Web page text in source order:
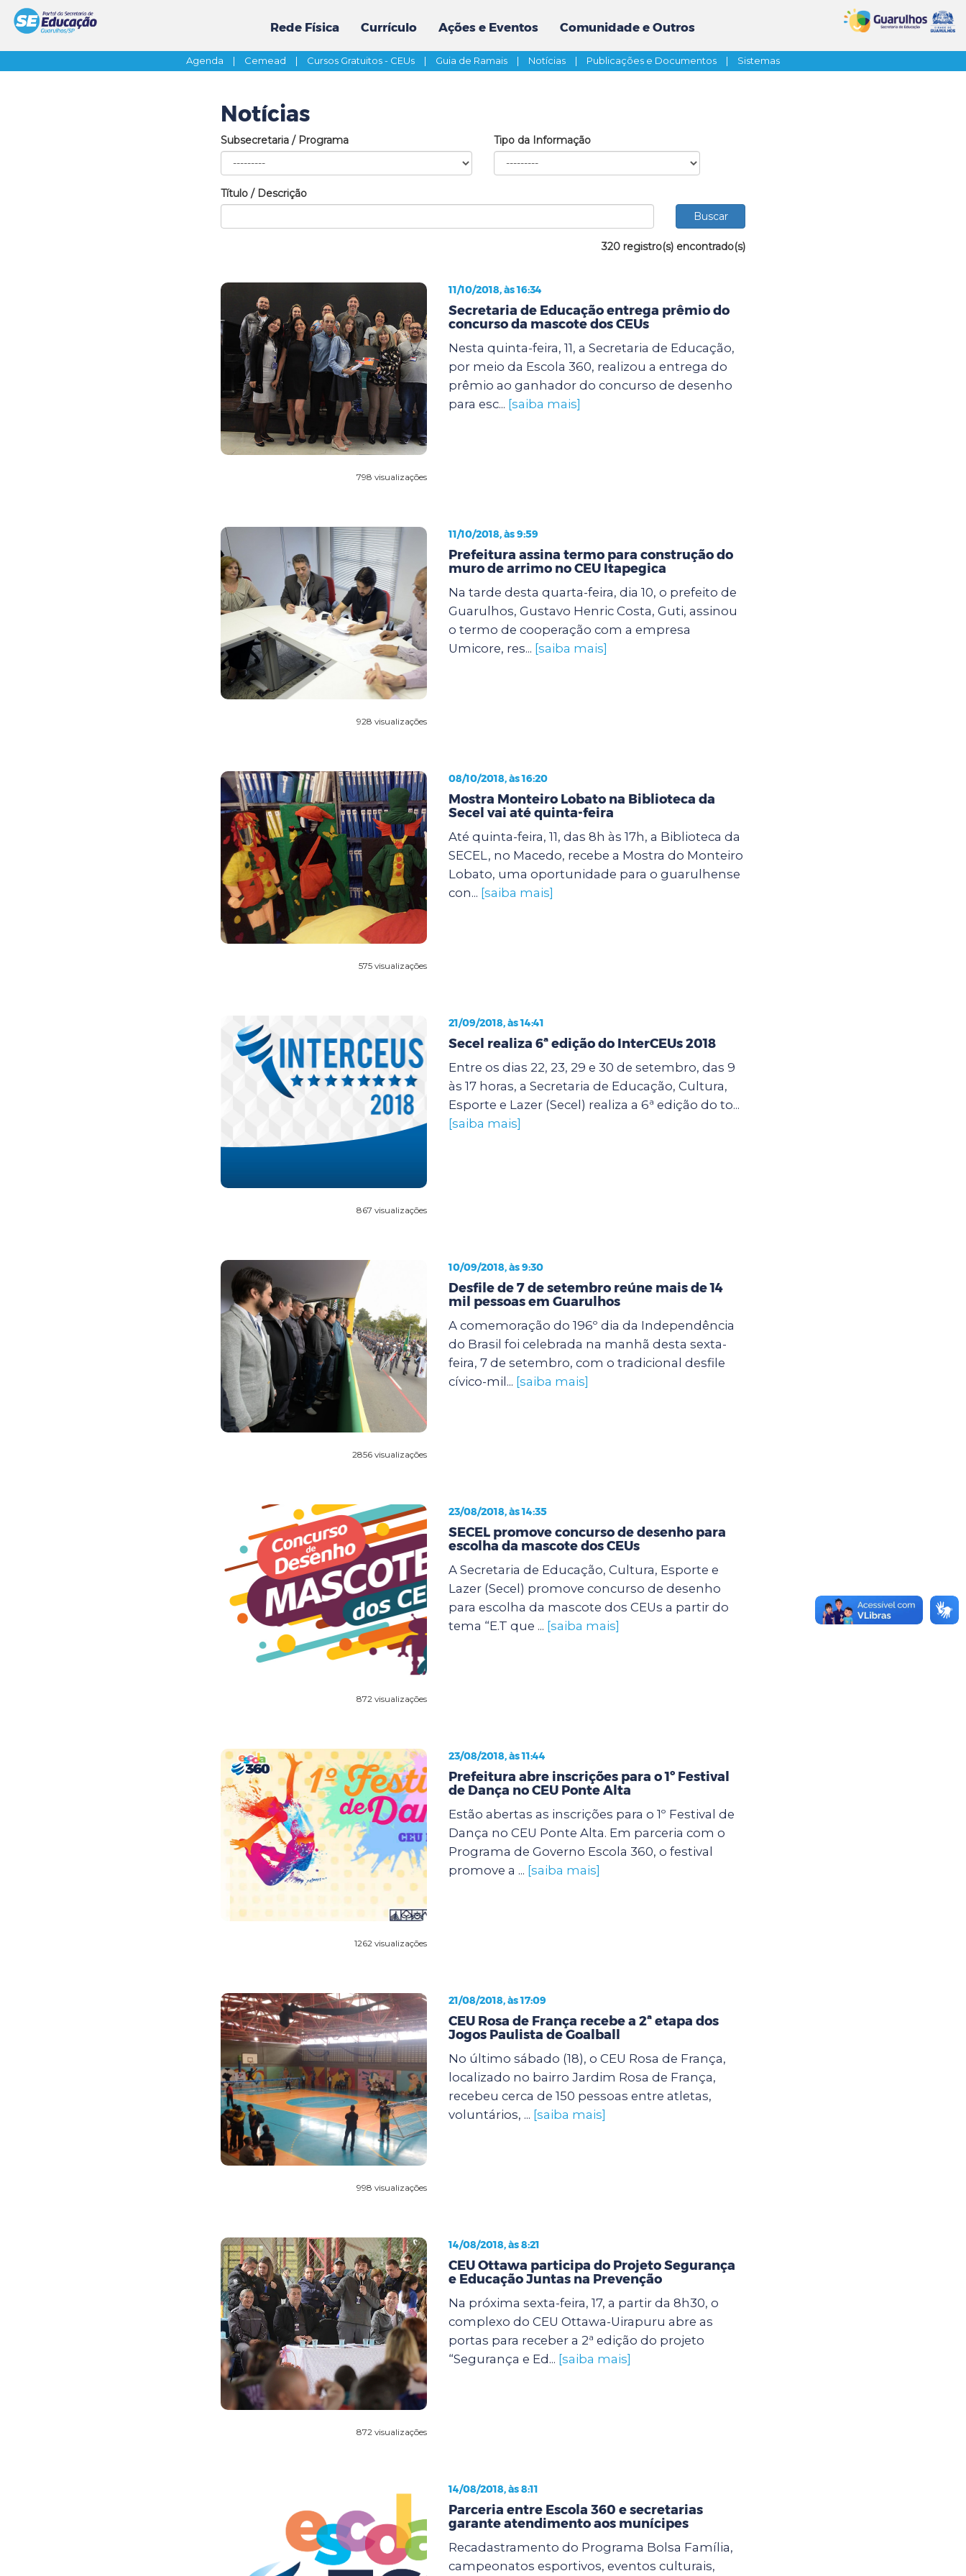
Rede Física Currículo Ações e Eventos Comunidade e Outros
Agenda | Cemead | Cursos Gratuitos - CEUs | Guia de Ramais | Notícias | Publicações e Documentos | Sistemas
Notícias
Subsecretaria / Programa Tipo da Informação
Título / Descrição
320 registro(s) encontrado(s)
798 visualizações
11/10/2018, às 16:34
Secretaria de Educação entrega prêmio do
concurso da mascote dos CEUs
Nesta quinta-feira, 11, a Secretaria de Educação,
por meio da Escola 360, realizou a entrega do
prêmio ao ganhador do concurso de desenho
para esc... [saiba mais]
928 visualizações
11/10/2018, às 9:59
Prefeitura assina termo para construção do
muro de arrimo no CEU Itapegica
Na tarde desta quarta-feira, dia 10, o prefeito de
Guarulhos, Gustavo Henric Costa, Guti, assinou
o termo de cooperação com a empresa
Umicore, res... [saiba mais]
575 visualizações
08/10/2018, às 16:20
Mostra Monteiro Lobato na Biblioteca da
Secel vai até quinta-feira
Até quinta-feira, 11, das 8h às 17h, a Biblioteca da
SECEL, no Macedo, recebe a Mostra do Monteiro
Lobato, uma oportunidade para o guarulhense
con... [saiba mais]
867 visualizações
21/09/2018, às 14:41
Secel realiza 6ª edição do InterCEUs 2018
Entre os dias 22, 23, 29 e 30 de setembro, das 9
às 17 horas, a Secretaria de Educação, Cultura,
Esporte e Lazer (Secel) realiza a 6ª edição do to...
[saiba mais]
2856 visualizações
10/09/2018, às 9:30
Desfile de 7 de setembro reúne mais de 14
mil pessoas em Guarulhos
A comemoração do 196º dia da Independência
do Brasil foi celebrada na manhã desta sexta-
feira, 7 de setembro, com o tradicional desfile
cívico-mil... [saiba mais]
872 visualizações
23/08/2018, às 14:35
SECEL promove concurso de desenho para
escolha da mascote dos CEUs
A Secretaria de Educação, Cultura, Esporte e
Lazer (Secel) promove concurso de desenho
para escolha da mascote dos CEUs a partir do
tema “E.T que ... [saiba mais]
1262 visualizações
23/08/2018, às 11:44
Prefeitura abre inscrições para o 1º Festival
de Dança no CEU Ponte Alta
Estão abertas as inscrições para o 1º Festival de
Dança no CEU Ponte Alta. Em parceria com o
Programa de Governo Escola 360, o festival
promove a ... [saiba mais]
998 visualizações
21/08/2018, às 17:09
CEU Rosa de França recebe a 2ª etapa dos
Jogos Paulista de Goalball
No último sábado (18), o CEU Rosa de França,
localizado no bairro Jardim Rosa de França,
recebeu cerca de 150 pessoas entre atletas,
voluntários, ... [saiba mais]
872 visualizações
14/08/2018, às 8:21
CEU Ottawa participa do Projeto Segurança
e Educação Juntas na Prevenção
Na próxima sexta-feira, 17, a partir da 8h30, o
complexo do CEU Ottawa-Uirapuru abre as
portas para receber a 2ª edição do projeto
“Segurança e Ed... [saiba mais]
14/08/2018, às 8:11
Parceria entre Escola 360 e secretarias
garante atendimento aos munícipes
Recadastramento do Programa Bolsa Família,
campeonatos esportivos, eventos culturais,